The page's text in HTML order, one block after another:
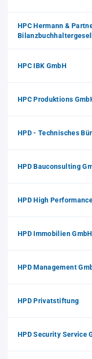
HPC Hermann &
HPC IBK GmbH
HPC Produktions
HPD - Technisches
HPD Bauconsulting
HPD High
HPD Immobilien GmbH
HPD Management
HPD Privatstiftung
HPD Security Service